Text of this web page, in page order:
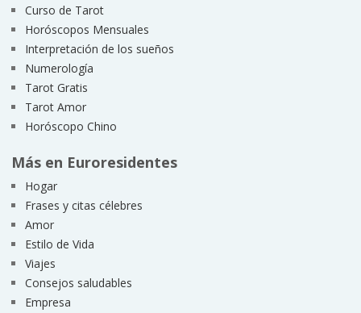
Curso de Tarot
Horóscopos Mensuales
Interpretación de los sueños
Numerología
Tarot Gratis
Tarot Amor
Horóscopo Chino
Más en Euroresidentes
Hogar
Frases y citas célebres
Amor
Estilo de Vida
Viajes
Consejos saludables
Empresa